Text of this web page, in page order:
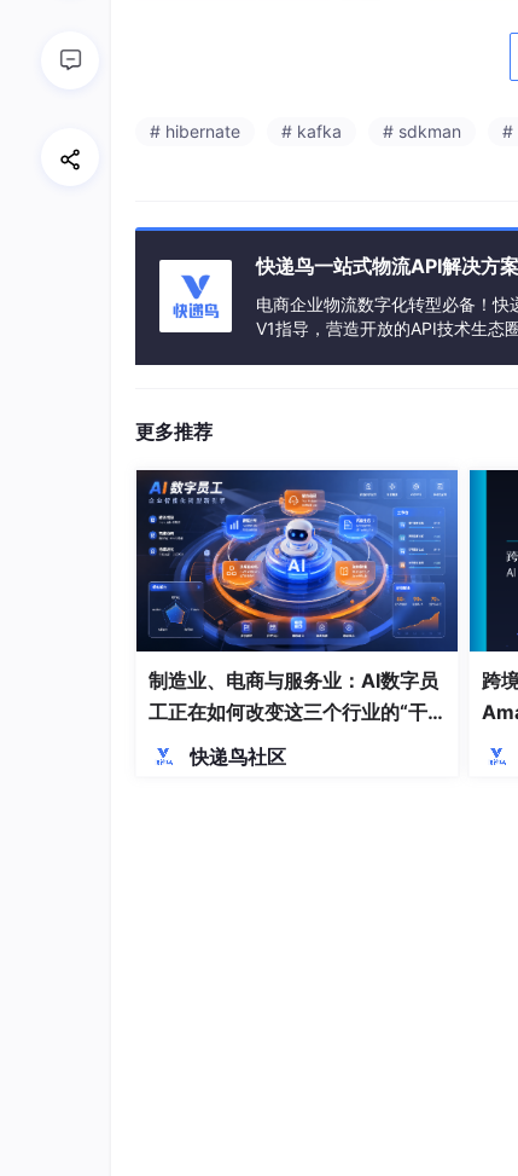
# hibernate # kafka # sdkman #
快递鸟一站式物流API解决方案
电商企业物流数字化转型必备！
V1指导，营造开放的API技术生态圈
更多推荐
制造业、电商与服务业：AI数字员
工正在如何改变这三个行业的“干
活方式”
快递鸟社区
跨
O